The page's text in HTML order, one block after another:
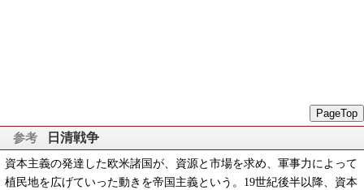
PageTop
日清戦争
資本主義の発達した欧米諸国が、資源と市場を求め、軍事力によって
植民地を広げていった動きを帝国主義という。19世紀後半以降、資本